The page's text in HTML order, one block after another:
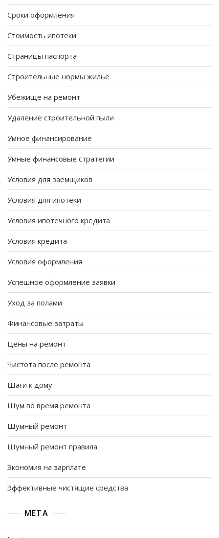
Сроки оформления
Стоимость ипотеки
Страницы паспорта
Строительные нормы жилье
Убежище на ремонт
Удаление строительной пыли
Умное финансирование
Умные финансовые стратегии
Условия для заемщиков
Условия для ипотеки
Условия ипотечного кредита
Условия кредита
Условия оформления
Успешное оформление заявки
Уход за полами
Финансовые затраты
Цены на ремонт
Чистота после ремонта
Шаги к дому
Шум во время ремонта
Шумный ремонт
Шумный ремонт правила
Экономия на зарплате
Эффективные чистящие средства
META